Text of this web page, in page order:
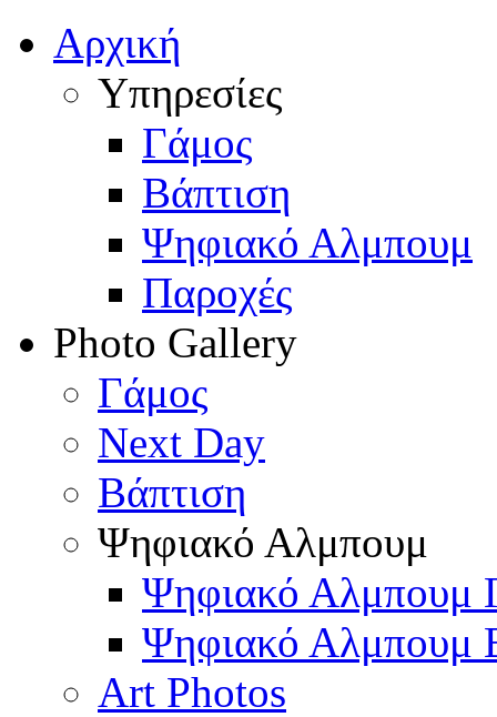
Αρχική
Υπηρεσίες
Γάμος
Βάπτιση
Ψηφιακό Αλμπουμ
Παροχές
Photo Gallery
Γάμος
Next Day
Βάπτιση
Ψηφιακό Αλμπουμ
Ψηφιακό Αλμπουμ
Ψηφιακό Αλμπουμ
Art Photos